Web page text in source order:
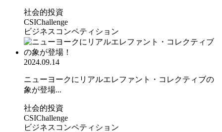
社会的投資
CSIChallenge
ビジネスコンペティション
2024.09.14
ニューヨークにリアルエレファント・コレクティブの
象が登場...
社会的投資
CSIChallenge
ビジネスコンペティション